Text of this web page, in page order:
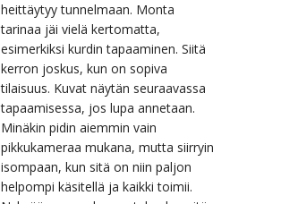
heittäytyy tunnelmaan. Monta
tarinaa jäi vielä kertomatta,
esimerkiksi kurdin tapaaminen. Siitä
kerron joskus, kun on sopiva
tilaisuus. Kuvat näytän seuraavassa
tapaamisessa, jos lupa annetaan.
Minäkin pidin aiemmin vain
pikkukameraa mukana, mutta siirryin
isompaan, kun sitä on niin paljon
helpompi käsitellä ja kaikki toimii.